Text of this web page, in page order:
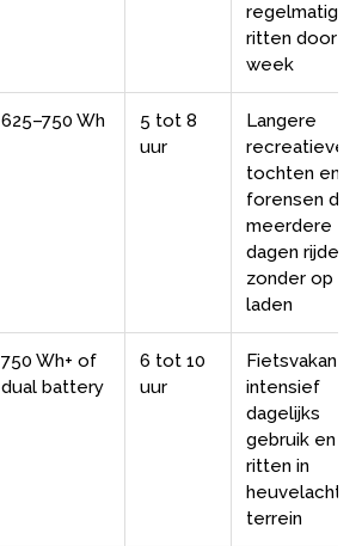
regelmatige
ritten door
week
625–750 Wh
5 tot 8
uur
Langere
recreatieve
tochten en
forensen die
meerdere
dagen rijden
zonder op te
laden
750 Wh+ of
dual battery
6 tot 10
uur
intensief
dagelijks
gebruik en
ritten in
heuvelachtig
terrein